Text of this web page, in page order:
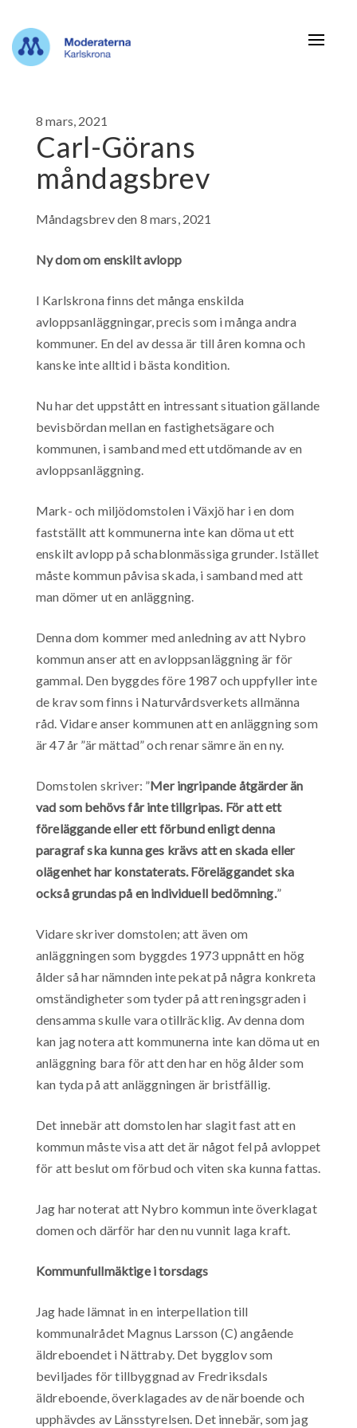
8 mars, 2021
Carl-Görans
måndagsbrev
Måndagsbrev den 8 mars, 2021
Ny dom om enskilt avlopp
I Karlskrona finns det många enskilda
avloppsanläggningar, precis som i många andra
kommuner. En del av dessa är till åren komna och
kanske inte alltid i bästa kondition.
Nu har det uppstått en intressant situation gällande
bevisbördan mellan en fastighetsägare och
kommunen, i samband med ett utdömande av en
avloppsanläggning.
Mark- och miljödomstolen i Växjö har i en dom
fastställt att kommunerna inte kan döma ut ett
enskilt avlopp på schablonmässiga grunder. Istället
måste kommun påvisa skada, i samband med att
man dömer ut en anläggning.
Denna dom kommer med anledning av att Nybro
kommun anser att en avloppsanläggning är för
gammal. Den byggdes före 1987 och uppfyller inte
de krav som finns i Naturvårdsverkets allmänna
råd. Vidare anser kommunen att en anläggning som
är 47 år ”är mättad” och renar sämre än en ny.
Domstolen skriver: ”Mer ingripande åtgärder än
vad som behövs får inte tillgripas. För att ett
föreläggande eller ett förbund enligt denna
paragraf ska kunna ges krävs att en skada eller
olägenhet har konstaterats. Föreläggandet ska
också grundas på en individuell bedömning.”
Vidare skriver domstolen; att även om
anläggningen som byggdes 1973 uppnått en hög
ålder så har nämnden inte pekat på några konkreta
omständigheter som tyder på att reningsgraden i
densamma skulle vara otillräcklig. Av denna dom
kan jag notera att kommunerna inte kan döma ut en
anläggning bara för att den har en hög ålder som
kan tyda på att anläggningen är bristfällig.
Det innebär att domstolen har slagit fast att en
kommun måste visa att det är något fel på avloppet
för att beslut om förbud och viten ska kunna fattas.
Jag har noterat att Nybro kommun inte överklagat
domen och därför har den nu vunnit laga kraft.
Kommunfullmäktige i torsdags
Jag hade lämnat in en interpellation till
kommunalrådet Magnus Larsson (C) angående
äldreboendet i Nättraby. Det bygglov som
beviljades för tillbyggnad av Fredriksdals
äldreboende, överklagades av de närboende och
upphävdes av Länsstyrelsen. Det innebär, som jag